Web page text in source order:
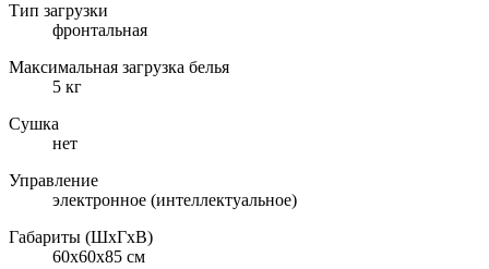
Тип загрузки
фронтальная
Максимальная загрузка белья
5 кг
Сушка
нет
Управление
электронное (интеллектуальное)
Габариты (ШxГxВ)
60x60x85 см